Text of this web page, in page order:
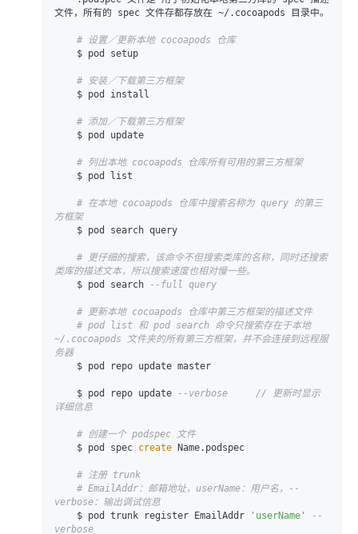
文件，所有的 spec 文件存都存放在 ~/.cocoapods 目录中。
# 设置／更新本地 cocoapods 仓库
# 安装／下载第三方框架
# 添加／下载第三方框架
# 列出本地 cocoapods 仓库所有可用的第三方框架
# 在本地 cocoapods 仓库中搜索名称为 query 的第三
方框架
# 更仔细的搜索，该命令不但搜索类库的名称，同时还搜索
类库的描述文本，所以搜索速度也相对慢一些。
    $ pod search
--full query
# 更新本地 cocoapods 仓库中第三方框架的描述文件
# pod list 和 pod search 命令只搜索存在于本地
~/.cocoapods 文件夹的所有第三方框架，并不会连接到远程服
务器
    $ pod repo update
--verbose     // 更新时显示
详细信息
# 创建一个 podspec 文件
    $ pod spec
create Name.podspec
# 注册 trunk
# EmailAddr：邮箱地址，userName：用户名，--
verbose：输出调试信息
    $ pod trunk register EmailAddr
'userName'
--
verbose